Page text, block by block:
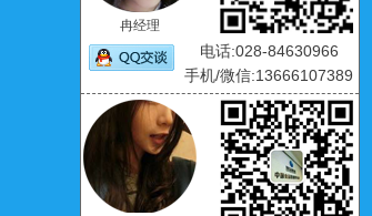
冉经理
电话:028-84630966
手机/微信:13666107389